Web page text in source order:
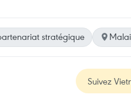
stratégique
Suivez